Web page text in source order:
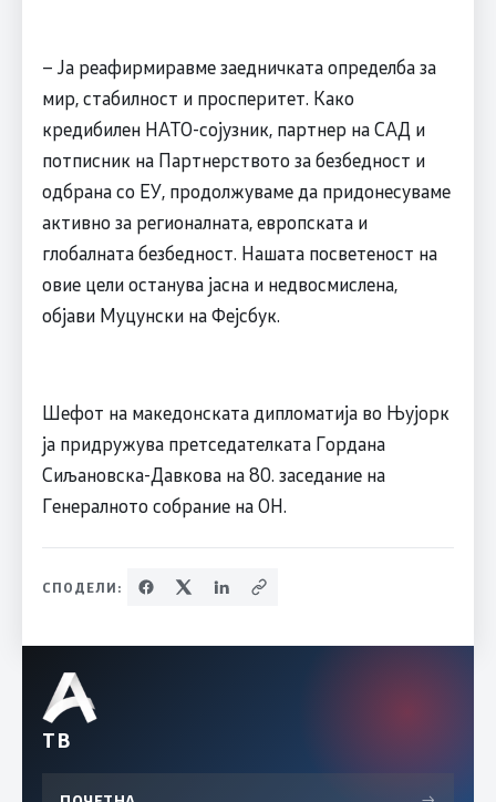
– Ја реафирмиравме заедничката определба за
мир, стабилност и просперитет. Како
кредибилен НАТО-сојузник, партнер на САД и
потписник на Партнерството за безбедност и
одбрана со ЕУ, продолжуваме да придонесуваме
активно за регионалната, европската и
глобалната безбедност. Нашата посветеност на
овие цели останува јасна и недвосмислена,
објави Муцунски на Фејсбук.
Шефот на македонската дипломатија во Њујорк
ја придружува претседателката Гордана
Сиљановска-Давкова на 80. заседание на
Генералното собрание на ОН.
СПОДЕЛИ:
ТВ